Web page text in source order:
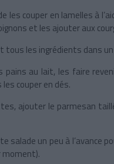
les couper en lamelles à
et les ajouter aux
tous les ingrédients dans
pains au lait, les faire
couper en dés.
ajouter le parmesan
salade un peu à l’avance
moment).